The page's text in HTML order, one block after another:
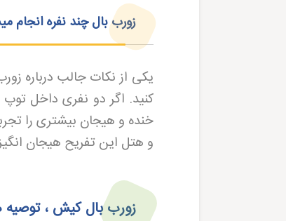
زورب بال چند نفره انجام
یکی از نکات جالب درباره
کنید. اگر دو نفری داخل
خنده و هیجان بیشتری را
و هتل این تفریح هیجان
زورب بال کیش ،